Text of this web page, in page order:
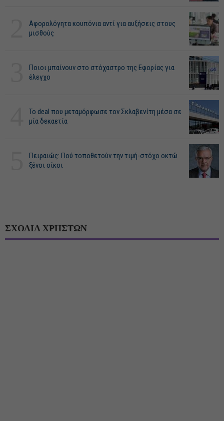
Αφορολόγητα κουπόνια αντί για αυξήσεις στους
μισθούς
Ποιοι μπαίνουν στο στόχαστρο της Εφορίας για
έλεγχο
Το deal που μεταμόρφωσε τον Σκλαβενίτη μέσα σε
μία δεκαετία
Πειραιώς: Πού τοποθετούν την τιμή-στόχο οκτώ
ξένοι οίκοι
ΣΧΟΛΙΑ ΧΡΗΣΤΩΝ